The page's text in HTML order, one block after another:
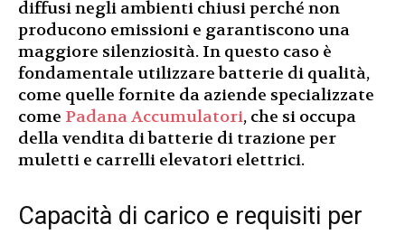
diffusi negli ambienti chiusi perché non
producono emissioni e garantiscono una
maggiore silenziosità. In questo caso è
fondamentale utilizzare batterie di qualità,
come quelle fornite da aziende specializzate
come Padana Accumulatori, che si occupa
della vendita di batterie di trazione per
muletti e carrelli elevatori elettrici.
Capacità di carico e requisiti per